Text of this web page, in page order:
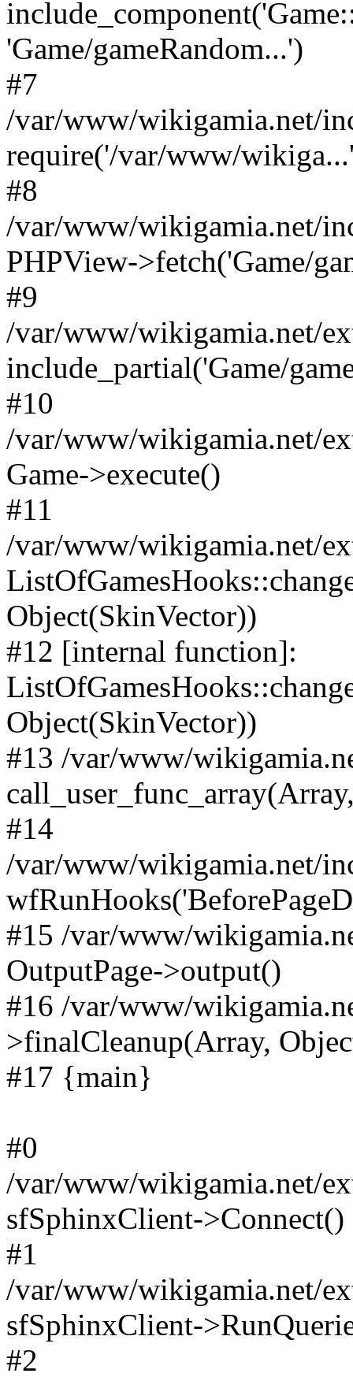
'Game/gameRandom...')
#7
/var/www/wikigamia.net/
require('/var/www/
#8
/var/www/wikigamia.net/
PHPView->fetch('Game/
#9
/var/www/wikigamia.net/
include_partial('Game/
#10
/var/www/wikigamia.net/
Game->execute()
#11
/var/www/wikigamia.net/
Object(SkinVector))
#12 [internal function]:
Object(SkinVector))
#13 /var/www/
#14
/var/www/wikigamia.net/
#15 /var/www/
OutputPage->output()
#16 /var/www/
>finalCleanup(Array,
#17 {main}
#0
/var/www/wikigamia.net/
sfSphinxClient->Connect()
#1
/var/www/wikigamia.net/
sfSphinxClient-
#2